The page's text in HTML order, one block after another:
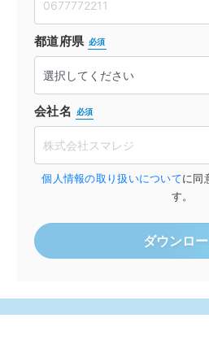
都道府県 必須
会社名 必須
個人情報の取り扱いについてに同
す。